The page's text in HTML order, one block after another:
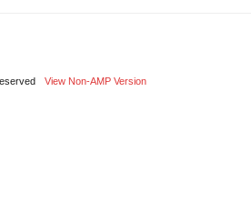
View Non-AMP Version